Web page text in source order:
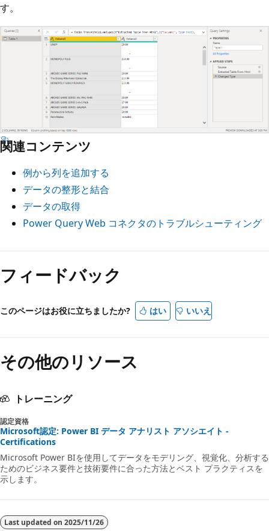
す。
関連コンテンツ
例から列を追加する
データの整形と結合
データの取得
Power Query Web コネクタのトラブルシューティング
フィードバック
このページはお役に立ちましたか? はい いいえ
その他のリソース
トレーニング
認定資格
Microsoft認定: Power BI データ アナリスト アソシエイト -
Certifications
Microsoft Power BIを使用してデータをモデリング、視覚化、分析する
ためのビジネス要件と技術要件に合った方法とベスト プラクティスを
示します。
Last updated on 2025/11/26